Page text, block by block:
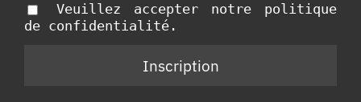
Veuillez accepter notre politique
de confidentialité.